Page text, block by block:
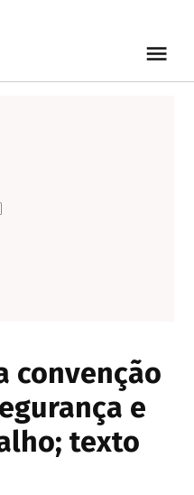
convenção
e
texto